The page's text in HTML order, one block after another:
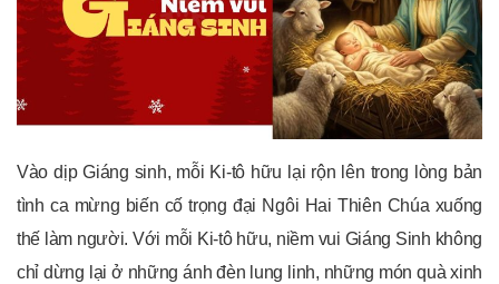
Vào dịp Giáng sinh, mỗi Ki-tô hữu lại rộn lên trong lòng bản
tình ca mừng biến cố trọng đại Ngôi Hai Thiên Chúa xuống
thế làm người. Với mỗi Ki-tô hữu, niềm vui Giáng Sinh không
chỉ dừng lại ở những ánh đèn lung linh, những món quà xinh